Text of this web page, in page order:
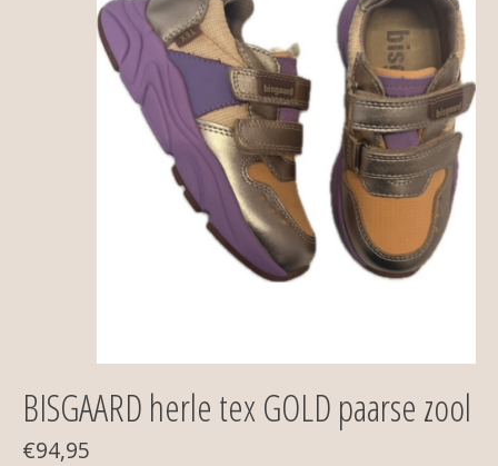
BISGAARD herle tex GOLD paarse zool
€94,95